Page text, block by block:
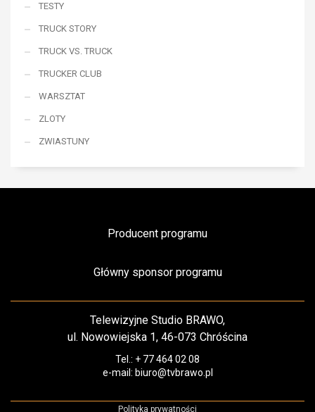
TESTY
TRUCK STORY
TRUCK VS. TRUCK
TRUCKER CLUB
WARSZTAT
ZLOTY
ZWIASTUNY
Producent programu
Główny sponsor programu
Telewizyjne Studio BRAWO,
ul. Nowowiejska 1, 46-073 Chróścina
Tel.: + 77 464 02 08
e-mail: biuro@tvbrawo.pl
Polityka prywatności